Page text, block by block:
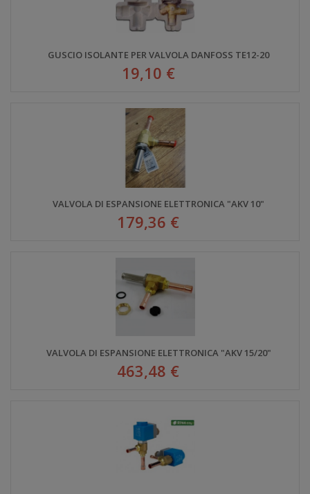
GUSCIO ISOLANTE PER VALVOLA DANFOSS TE12-20
19,10 €
VALVOLA DI ESPANSIONE ELETTRONICA "AKV 10"
179,36 €
VALVOLA DI ESPANSIONE ELETTRONICA "AKV 15/20"
463,48 €